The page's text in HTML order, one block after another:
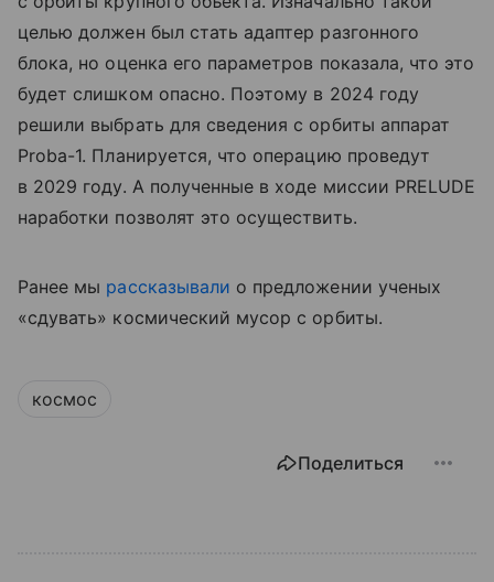
целью должен был стать адаптер разгонного
блока, но оценка его параметров показала, что это
будет слишком опасно. Поэтому в 2024 году
решили выбрать для сведения с орбиты аппарат
Proba-1. Планируется, что операцию проведут
в 2029 году. А полученные в ходе миссии PRELUDE
наработки позволят это осуществить.
Ранее мы рассказывали о предложении ученых
«сдувать» космический мусор с орбиты.
космос
Поделиться